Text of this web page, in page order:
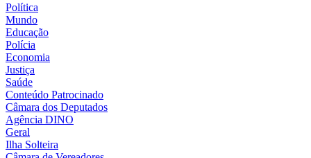
Política
Mundo
Educação
Polícia
Economia
Justiça
Saúde
Conteúdo Patrocinado
Câmara dos Deputados
Agência DINO
Geral
Ilha Solteira